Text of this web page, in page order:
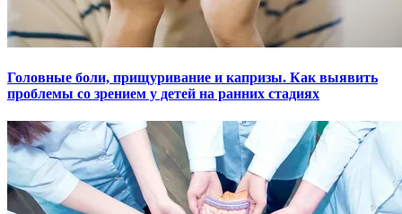
Головные боли, прищуривание и капризы. Как выявить
проблемы со зрением у детей на ранних стадиях